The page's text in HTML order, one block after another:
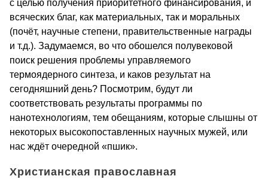
с целью получения приоритетного финансирования, и
всяческих благ, как материальных, так и моральных
(почёт, научные степени, правительственные награды
и т.д.). Задумаемся, во что обошелся полувековой
поиск решения проблемы управляемого
термоядерного синтеза, и каков результат на
сегодняшний день? Посмотрим, будут ли
соответствовать результаты программы по
нанотехнологиям, тем обещаниям, которые слышны от
некоторых высокопоставленных научных мужей, или
нас ждёт очередной «пшик».
Христианская православная